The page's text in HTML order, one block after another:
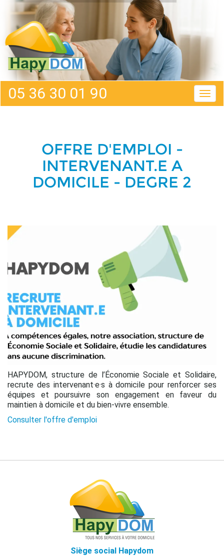
contenu
principal
05 36 30 01 90
OFFRE D'EMPLOI -
INTERVENANT.E A
DOMICILE - DEGRE 2
HAPYDOM, structure de l’Économie Sociale et Solidaire,
recrute des intervenant·e·s à domicile pour renforcer ses
équipes et poursuivre son engagement en faveur du
maintien à domicile et du bien-vivre ensemble.
Consulter l'offre d'emploi
Siège social Hapydom
Panneau de gestion des cookies